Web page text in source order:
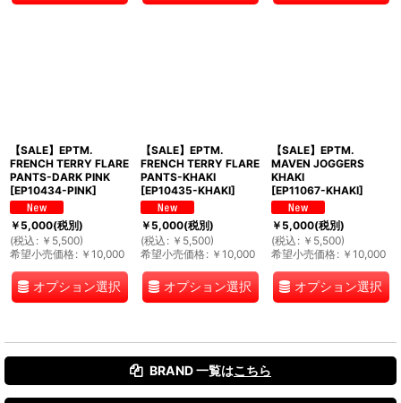
【SALE】EPTM.
FRENCH TERRY FLARE
PANTS-DARK PINK
[EP10434-PINK]
￥5,000(税別)
(税込 : ￥ 5,500)
希望小売価格: ￥ 10,000
オプション選択
【SALE】EPTM.
FRENCH TERRY FLARE
PANTS-KHAKI
[EP10435-KHAKI]
￥5,000(税別)
(税込 : ￥ 5,500)
希望小売価格: ￥ 10,000
オプション選択
【SALE】EPTM.
MAVEN JOGGERS
KHAKI
[EP11067-KHAKI]
￥5,000(税別)
(税込 : ￥ 5,500)
希望小売価格: ￥ 10,000
オプション選択
BRAND 一覧はこちら